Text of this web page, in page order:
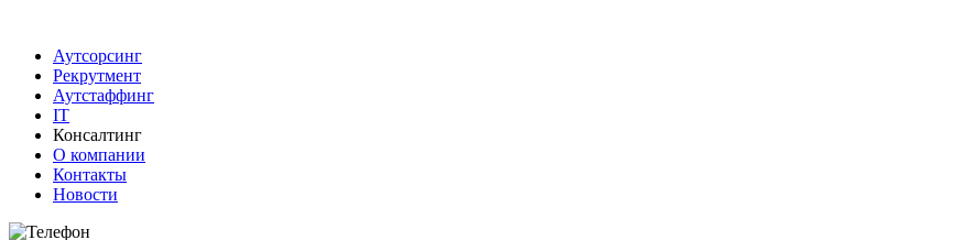
Аутсорсинг
Рекрутмент
Аутстаффинг
IT
Консалтинг
О компании
Контакты
Новости